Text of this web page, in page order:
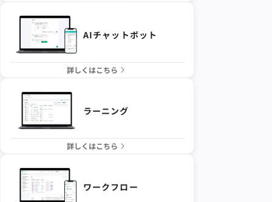
AIチャットボット
詳しくはこちら
ラーニング
詳しくはこちら
ワークフロー